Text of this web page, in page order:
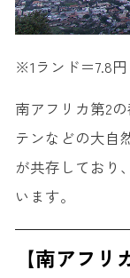
※1ランド＝7.8円
南アフリカ第2
テンなどの大自
が共存しており
います。
【南アフリ